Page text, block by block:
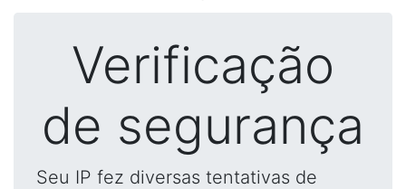
Verificação
de segurança
Seu IP fez diversas tentativas de